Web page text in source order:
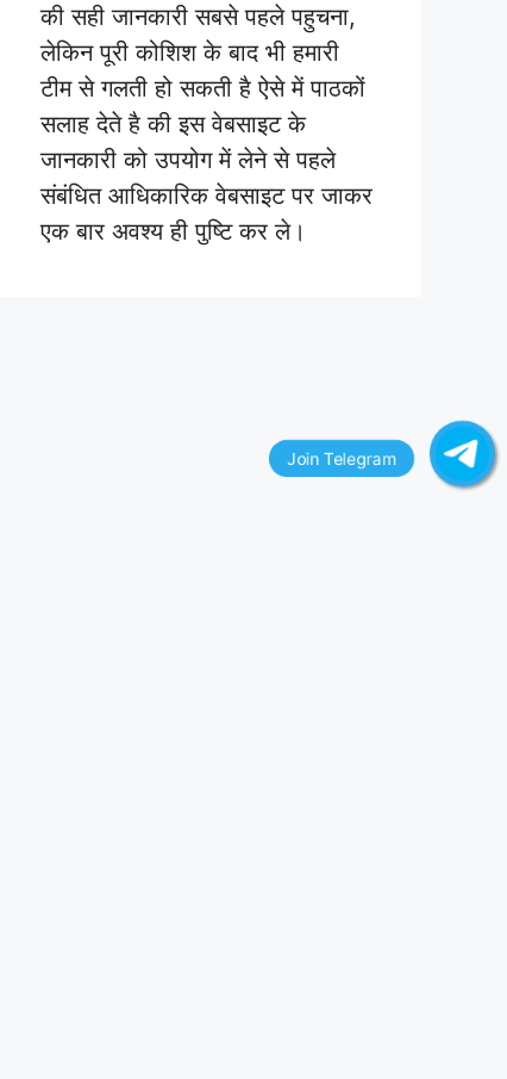
की सही जानकारी सबसे पहले पहुचना,
लेकिन पूरी कोशिश के बाद भी हमारी
टीम से गलती हो सकती है ऐसे में पाठकों
सलाह देते है की इस वेबसाइट के
जानकारी को उपयोग में लेने से पहले
संबंधित आधिकारिक वेबसाइट पर जाकर
एक बार अवश्य ही पुष्टि कर ले।